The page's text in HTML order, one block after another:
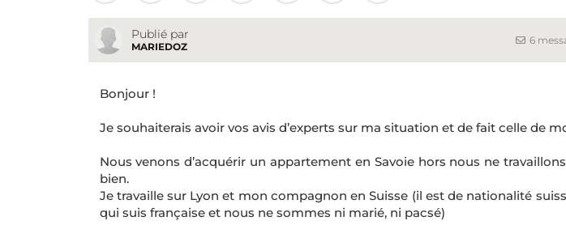
Publié par
MARIEDOZ
6
Bonjour !
Je souhaiterais avoir vos avis d’experts sur ma situation et de fait celle de
Nous venons d’acquérir un appartement en Savoie hors nous ne
bien.
Je travaille sur Lyon et mon compagnon en Suisse (il est de nationalité
qui suis française et nous ne sommes ni marié, ni pacsé)